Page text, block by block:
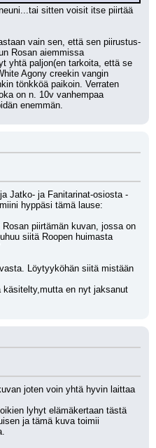
vain sen, että sen piirustus-
Rosan aiemmissa
yhtä paljon(en tarkoita, että se
Agony creekin vangin
tönkköä paikoin. Verraten
on n. 10v vanhempaa
enemmän.
Jatko- ja Fanitarinat-osiosta -
hyppäsi tämä lause:
piirtämän kuvan, jossa on
siitä Roopen huimasta
Löytyyköhän siitä mistään
en nyt jaksanut
joten voin yhtä hyvin laittaa
lyhyt elämäkertaan tästä
ja tämä kuva toimii